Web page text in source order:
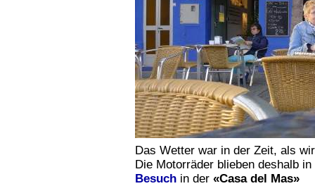
Das Wetter war in der Zeit, als
Die Motorräder blieben deshalb
Besuch in der «Casa del Mas»